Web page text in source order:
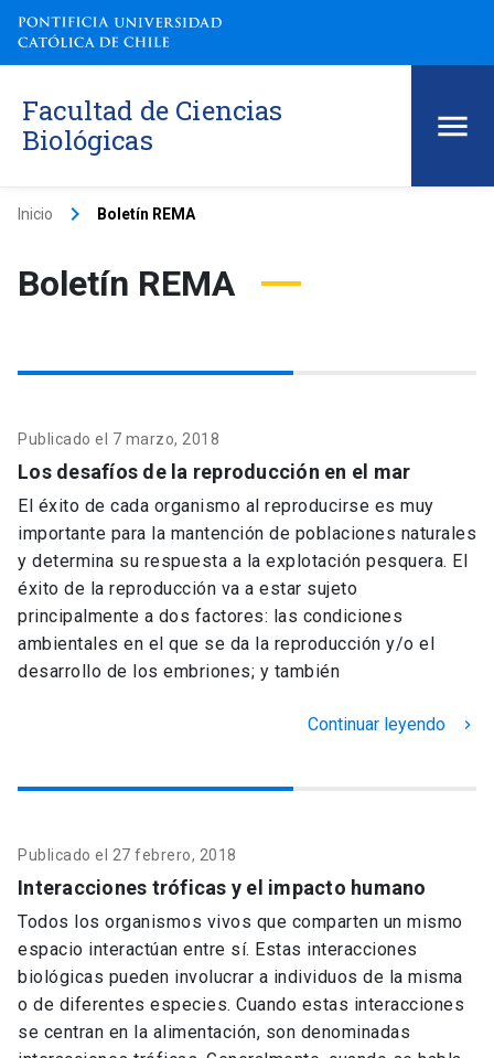
Facultad de Ciencias
Biológicas
Inicio keyboard_arrow_right Boletín REMA
Boletín REMA
Publicado el 7 marzo, 2018
Los desafíos de la reproducción en el mar
El éxito de cada organismo al reproducirse es muy
importante para la mantención de poblaciones naturales
y determina su respuesta a la explotación pesquera. El
éxito de la reproducción va a estar sujeto
principalmente a dos factores: las condiciones
ambientales en el que se da la reproducción y/o el
desarrollo de los embriones; y también
Continuar leyendo keyboard_arrow_right
Publicado el 27 febrero, 2018
Interacciones tróficas y el impacto humano
Todos los organismos vivos que comparten un mismo
espacio interactúan entre sí. Estas interacciones
biológicas pueden involucrar a individuos de la misma
o de diferentes especies. Cuando estas interacciones
se centran en la alimentación, son denominadas